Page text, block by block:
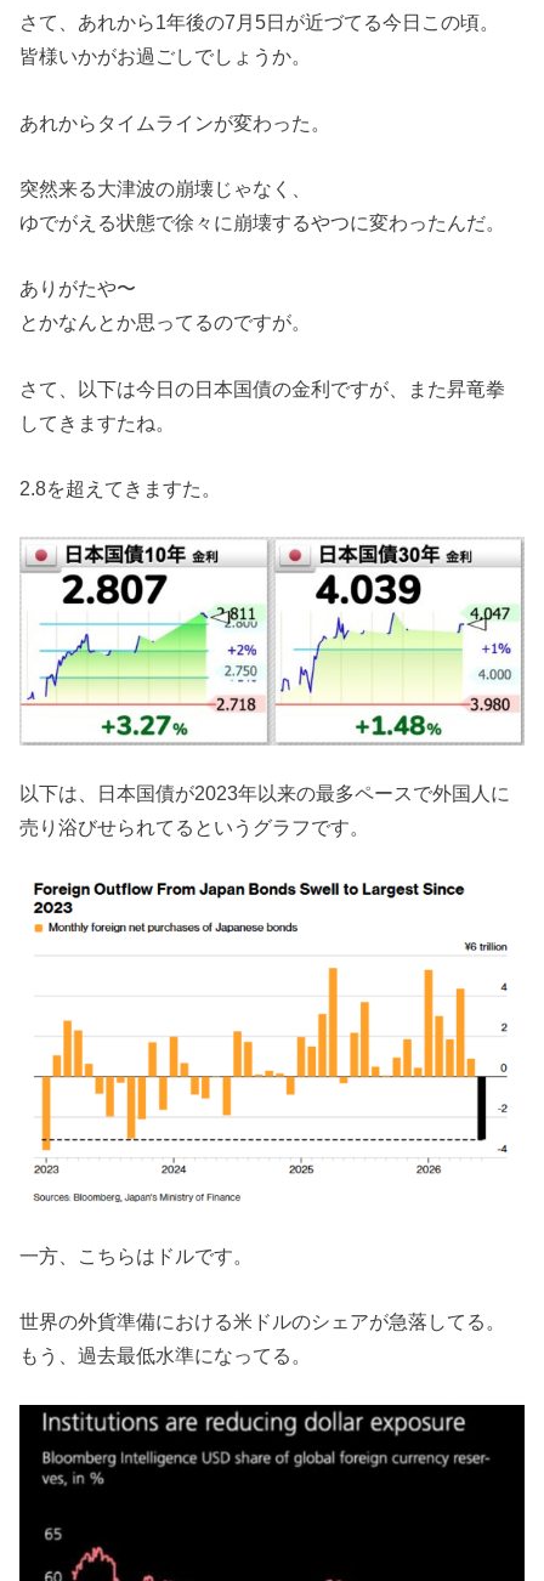
さて、あれから1年後の7月5日が近づてる今日この頃。
皆様いかがお過ごしでしょうか。
あれからタイムラインが変わった。
突然来る大津波の崩壊じゃなく、
ゆでがえる状態で徐々に崩壊するやつに変わったんだ。
ありがたや〜
とかなんとか思ってるのですが。
さて、以下は今日の日本国債の金利ですが、また昇竜拳
してきますたね。
2.8を超えてきますた。
以下は、日本国債が2023年以来の最多ペースで外国人に
売り浴びせられてるというグラフです。
一方、こちらはドルです。
世界の外貨準備における米ドルのシェアが急落してる。
もう、過去最低水準になってる。